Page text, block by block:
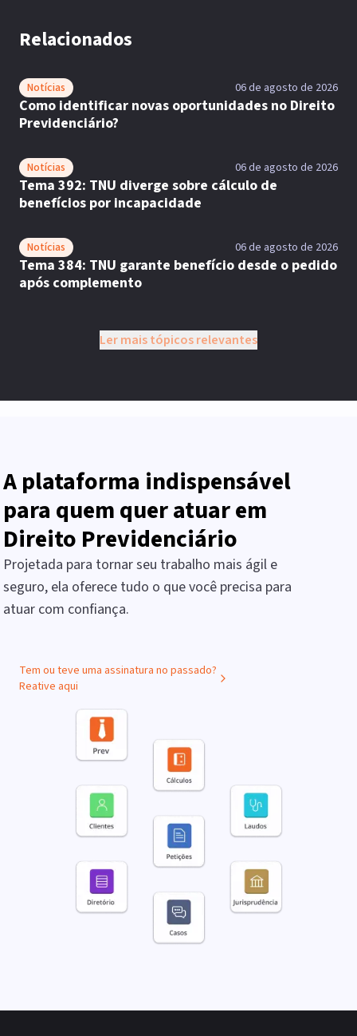
Relacionados
Notícias 06 de agosto de 2026
Como identificar novas oportunidades no Direito
Previdenciário?
Notícias 06 de agosto de 2026
Tema 392: TNU diverge sobre cálculo de
benefícios por incapacidade
Notícias 06 de agosto de 2026
Tema 384: TNU garante benefício desde o pedido
após complemento
Ler mais tópicos relevantes
A plataforma indispensável
para quem quer atuar em
Direito Previdenciário
Projetada para tornar seu trabalho mais ágil e
seguro, ela oferece tudo o que você precisa para
atuar com confiança.
Tem ou teve uma assinatura no passado?
Reative aqui